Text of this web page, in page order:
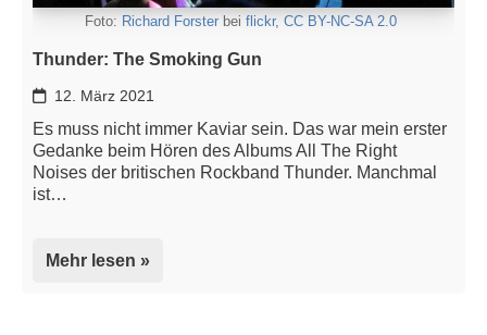
Foto: Richard Forster bei flickr, CC BY-NC-SA 2.0
Thunder: The Smoking Gun
12. März 2021
Es muss nicht immer Kaviar sein. Das war mein erster
Gedanke beim Hören des Albums All The Right
Noises der britischen Rockband Thunder. Manchmal
ist…
Mehr lesen »